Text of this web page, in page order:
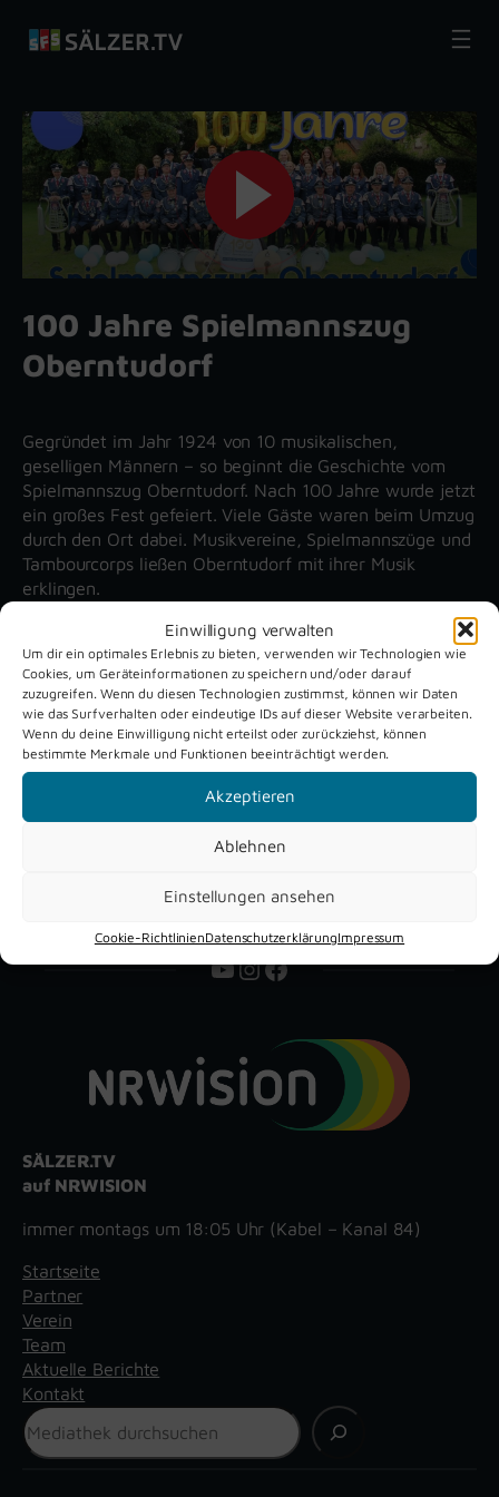
Einwilligung verwalten
Um dir ein optimales Erlebnis zu bieten, verwenden wir Technologien wie
Cookies, um Geräteinformationen zu speichern und/oder darauf
zuzugreifen. Wenn du diesen Technologien zustimmst, können wir Daten
wie das Surfverhalten oder eindeutige IDs auf dieser Website verarbeiten.
Wenn du deine Einwilligung nicht erteilst oder zurückziehst, können
bestimmte Merkmale und Funktionen beeinträchtigt werden.
Akzeptieren
Ablehnen
Einstellungen ansehen
Cookie-RichtlinienDatenschutzerklärungImpressum
Inhalt
springen
100 Jahre Spielmannszug
Oberntudorf
Gegründet im Jahr 1924 von 10 musikalischen,
geselligen Männern – so beginnt die Geschichte vom
Spielmannszug Oberntudorf. Nach 100 Jahre wurde jetzt
ein großes Fest gefeiert. Viele Gäste waren beim Umzug
durch den Ort dabei. Musikvereine, Spielmannszüge und
Tambourcorps ließen Oberntudorf mit ihrer Musik
erklingen.
Unsere aktuellen Reportagen
Schützenfest
Verne 2026
Dreckburg
YouTube
Instagram
Facebook
SÄLZER.TV
auf NRWISION
immer montags um 18:05 Uhr (Kabel – Kanal 84)
Startseite
Partner
Verein
Team
Aktuelle Berichte
Kontakt
Suchen